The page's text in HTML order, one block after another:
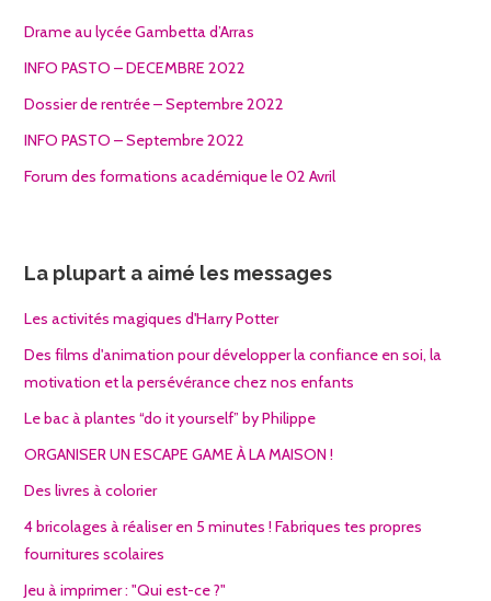
Drame au lycée Gambetta d’Arras
INFO PASTO – DECEMBRE 2022
Dossier de rentrée – Septembre 2022
INFO PASTO – Septembre 2022
Forum des formations académique le 02 Avril
La plupart a aimé les messages
Les activités magiques d'Harry Potter
Des films d'animation pour développer la confiance en soi, la
motivation et la persévérance chez nos enfants
Le bac à plantes “do it yourself” by Philippe
ORGANISER UN ESCAPE GAME À LA MAISON !
Des livres à colorier
4 bricolages à réaliser en 5 minutes ! Fabriques tes propres
fournitures scolaires
Jeu à imprimer : "Qui est-ce ?"